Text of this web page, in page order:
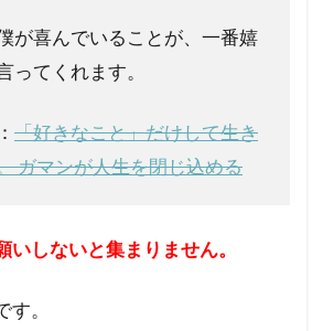
が喜んでいることが、一番嬉
ってくれます。
「好きなこと」だけして生き
ガマンが人生を閉じ込める
いしないと集まりません。
。